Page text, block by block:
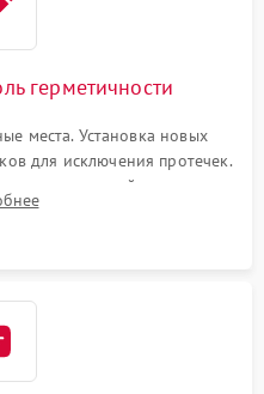
герметичности
места. Установка новых
для исключения протечек.
системы,
датчика поплавка.